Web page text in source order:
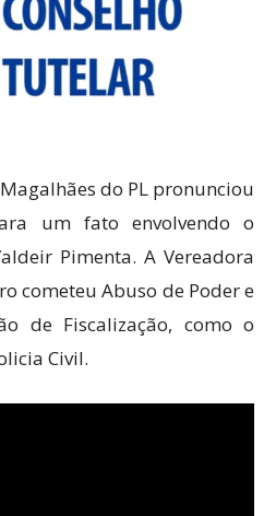
do PL pronunciou
um fato envolvendo o
Pimenta. A Vereadora
cometeu Abuso de Poder e
de Fiscalização, como o
Civil.